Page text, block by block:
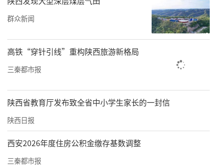
————————————————
群众新闻
高铁“穿针引线”重构陕西旅游新格局
三秦都市报
陕西省教育厅发布致全省中小学生家长的一封信
陕西日报
西安2026年度住房公积金缴存基数调整
三秦都市报